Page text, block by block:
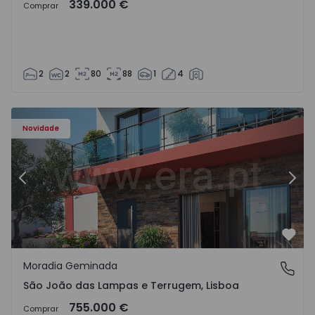
Comprar 339.000 €
2 2 80 88 1 4
Novidade
Anterior
São João das Lampas e Terrugem, Lisboa
Moradia Geminada
São João das Lampas e Terrugem, Lisboa
Comprar 755.000 €